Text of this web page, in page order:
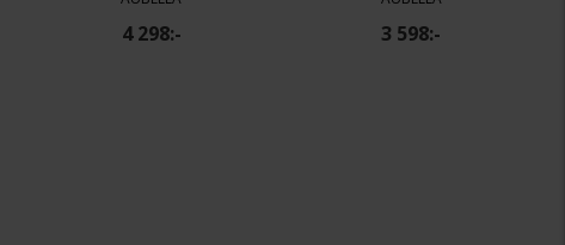
4 298:- 3 598:-